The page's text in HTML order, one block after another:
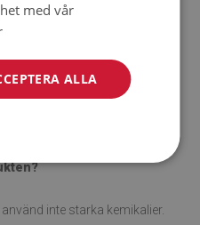
vattentålig.
av användning på
inte är berättigade för
inte starka kemikalier.
med vår
ALLA